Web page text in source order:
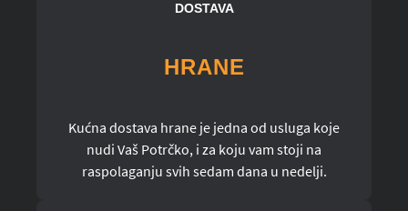
DOSTAVA
HRANE
Kućna dostava hrane je jedna od usluga koje
nudi Vaš Potrčko, i za koju vam stoji na
raspolaganju svih sedam dana u nedelji.